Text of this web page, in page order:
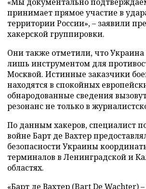
принимает прямое участие в
территории России», – заявили
хакерской группировки.
Они также отметили, что Украина
лишь инструментом для
Москвой. Истинные заказчики
находятся в спокойных
обнародованные сведения
резонанс не только в
По данным хакеров, специалист
войне Барт де Вахтер
безопасности Украины
терминалов в Ленинградской и
областях.
«Барт де Вахтер (Bart De Wachter)